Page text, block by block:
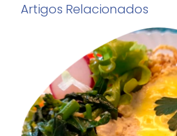
Artigos Relacionados